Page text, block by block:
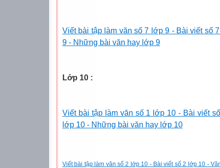
Viết bài tập làm văn số 7 lớp 9 - Bài viết số
9 - Những bài văn hay lớp 9
Lớp 10 :
Viết bài tập làm văn số 1 lớp 10 - Bài viết
lớp 10 - Những bài văn hay lớp 10
Viết bài tập làm văn số 2 lớp 10 - Bài viết số 2 lớp 10 -